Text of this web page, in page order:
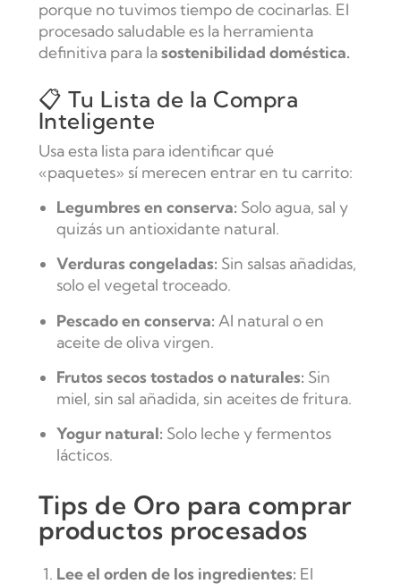
porque no tuvimos tiempo de cocinarlas. El
procesado saludable es la herramienta
definitiva para lasostenibilidad doméstica.
📋 Tu Lista de la Compra
Inteligente
Usa esta lista para identificar qué
«paquetes» sí merecen entrar en tu carrito:
Legumbres en conserva: Solo agua, sal y
quizás un antioxidante natural.
Verduras congeladas: Sin salsas añadidas,
solo el vegetal troceado.
Pescado en conserva: Al natural o en
aceite de oliva virgen.
Frutos secos tostados o naturales: Sin
miel, sin sal añadida, sin aceites de fritura.
Yogur natural: Solo leche y fermentos
lácticos.
Tips de Oro para comprar
productos procesados
Lee el orden de los ingredientes: El